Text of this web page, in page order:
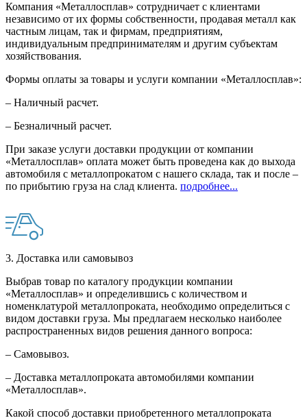
Компания «Металлосплав» сотрудничает с клиентами
независимо от их формы собственности, продавая металл как
частным лицам, так и фирмам, предприятиям,
индивидуальным предпринимателям и другим субъектам
хозяйствования.
Формы оплаты за товары и услуги компании «Металлосплав»:
– Наличный расчет.
– Безналичный расчет.
При заказе услуги доставки продукции от компании
«Металлосплав» оплата может быть проведена как до выхода
автомобиля с металлопрокатом с нашего склада, так и после –
по прибытию груза на слад клиента. подробнее...
3. Доставка или самовывоз
Выбрав товар по каталогу продукции компании
«Металлосплав» и определившись с количеством и
номенклатурой металлопроката, необходимо определиться с
видом доставки груза. Мы предлагаем несколько наиболее
распространенных видов решения данного вопроса:
– Самовывоз.
– Доставка металлопроката автомобилями компании
«Металлосплав».
Какой способ доставки приобретенного металлопроката